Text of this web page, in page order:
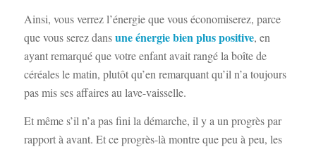
Ainsi, vous verrez l’énergie que vous économiserez, parce
que vous serez dansune énergie bien plus positive, en
ayant remarqué que votre enfant avait rangé la boîte de
céréales le matin, plutôt qu’en remarquant qu’il n’a toujours
pas mis ses affaires au lave-vaisselle.
Et même s’il n’a pas fini la démarche, il y a un progrès par
rapport à avant. Et ce progrès-là montre que peu à peu, les